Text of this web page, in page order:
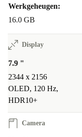
professionele foto’s
ACTIEVE DAG?
Met een capaciteit
dag door, zelfs bij
KRIJG IK
Werkgeheugen:
16.0 GB
Display
7.9 "
2344 x 2156
OLED, 120 Hz,
HDR10+
Camera